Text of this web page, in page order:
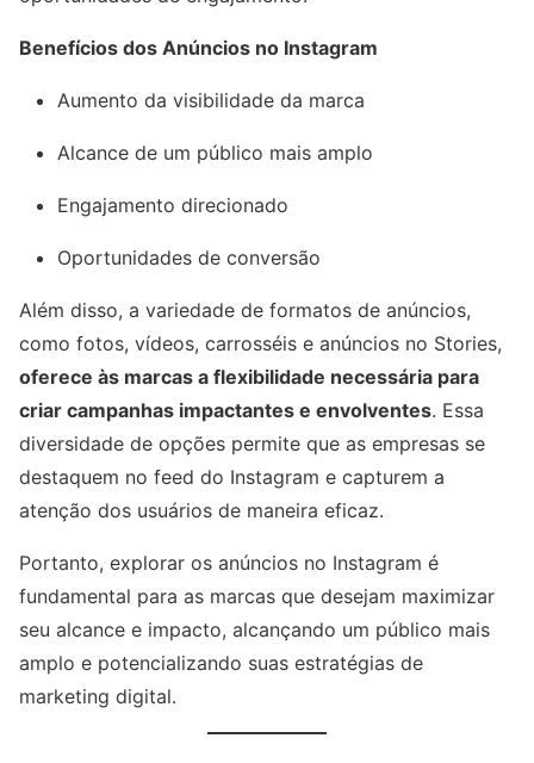
Benefícios dos Anúncios no Instagram
Aumento da visibilidade da marca
Alcance de um público mais amplo
Engajamento direcionado
Oportunidades de conversão
Além disso, a variedade de formatos de anúncios,
como fotos, vídeos, carrosséis e anúncios no Stories,
oferece às marcas a flexibilidade necessária para
criar campanhas impactantes e envolventes. Essa
diversidade de opções permite que as empresas se
destaquem no feed do Instagram e capturem a
atenção dos usuários de maneira eficaz.
Portanto, explorar os anúncios no Instagram é
fundamental para as marcas que desejam maximizar
seu alcance e impacto, alcançando um público mais
amplo e potencializando suas estratégias de
marketing digital.